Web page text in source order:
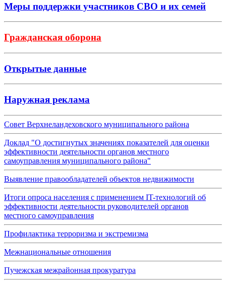
Меры поддержки участников СВО и их семей
Гражданская оборона
Открытые данные
Наружная реклама
Совет Верхнеландеховского муниципального района
Доклад "О достигнутых значениях показателей для оценки
эффективности деятельности органов местного
самоуправления муниципального района"
Выявление правообладателей объектов недвижимости
Итоги опроса населения с применением IT-технологий об
эффективности деятельности руководителей органов
местного самоуправления
Профилактика терроризма и экстремизма
Межнациональные отношения
Пучежская межрайонная прокуратура